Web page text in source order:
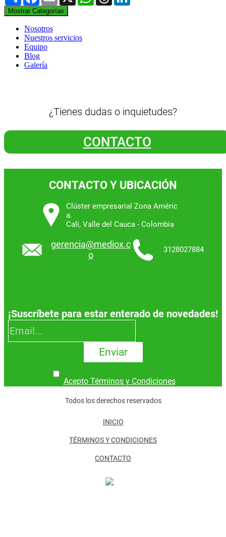
Mostrar Categorías
Nosotros
Nuestros servicios
Equipo
Blog
Galería
¿Tienes dudas o inquietudes?
CONTACTO
CONTACTO Y UBICACIÓN
Clúster empresarial Zona Améric
a.
Cali, Valle del Cauca - Colombia
gerencia@mediox.c
o
3128027884
¡Suscríbete para estar enterado de novedades!
Enviar
Acepto Términos y Condiciones
Todos los derechos reservados
INICIO
TÉRMINOS Y CONDICIONES
CONTACTO